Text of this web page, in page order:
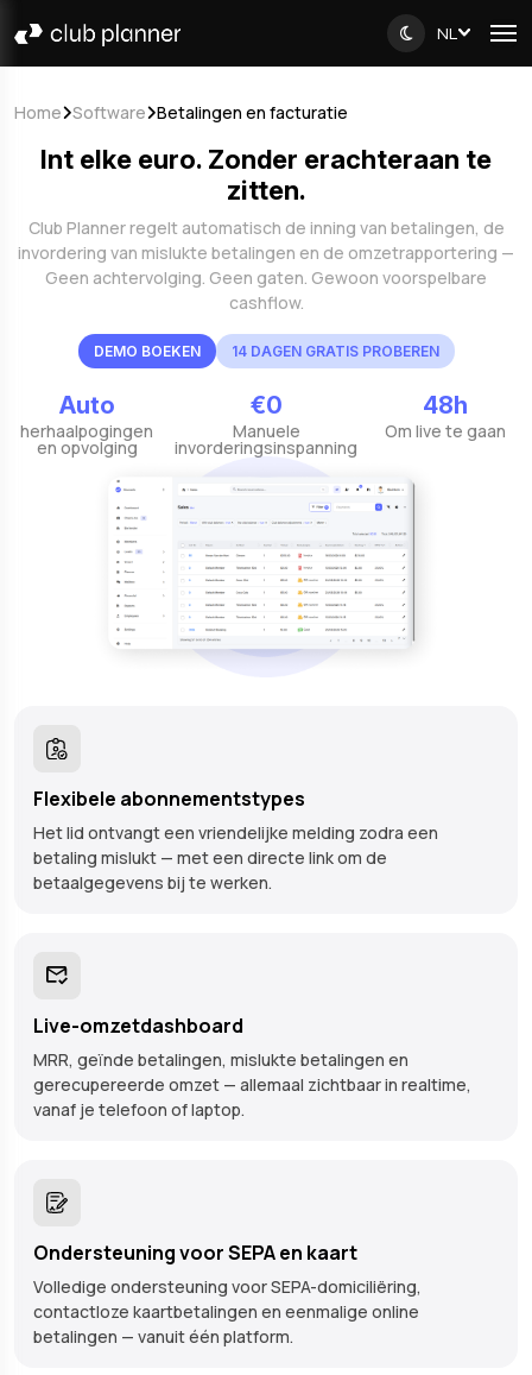
NL
Home Software Betalingen en facturatie
Int elke euro. Zonder erachteraan te
zitten.
Club Planner regelt automatisch de inning van betalingen, de
invordering van mislukte betalingen en de omzetrapportering —
Geen achtervolging. Geen gaten. Gewoon voorspelbare
cashflow.
DEMO BOEKEN 14 DAGEN GRATIS PROBEREN
Auto
herhaalpogingen
en opvolging
€0
Manuele
invorderingsinspanning
48h
Om live te gaan
Flexibele abonnementstypes
Het lid ontvangt een vriendelijke melding zodra een
betaling mislukt — met een directe link om de
betaalgegevens bij te werken.
Live-omzetdashboard
MRR, geïnde betalingen, mislukte betalingen en
gerecupereerde omzet — allemaal zichtbaar in realtime,
vanaf je telefoon of laptop.
Ondersteuning voor SEPA en kaart
Volledige ondersteuning voor SEPA-domiciliëring,
contactloze kaartbetalingen en eenmalige online
betalingen — vanuit één platform.